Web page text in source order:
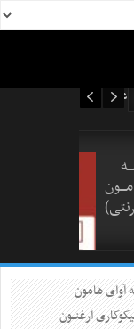
آوای هامون
ارغنــون